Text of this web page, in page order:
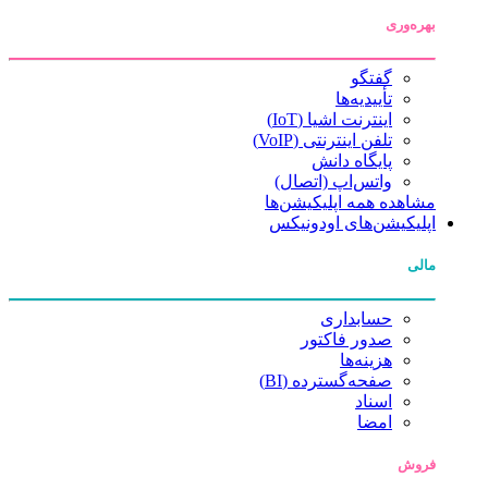
بهره‌وری
گفتگو
تأییدیه‌ها
اینترنت اشیا (IoT)
تلفن اینترنتی (VoIP)
پایگاه دانش
واتس‌اپ (اتصال)
مشاهده همه اپلیکیشن‌ها
اپلیکیشن‌های اودونیکس
مالی
حسابداری
صدور فاکتور
هزینه‌ها
صفحه‌گسترده (BI)
اسناد
امضا
فروش